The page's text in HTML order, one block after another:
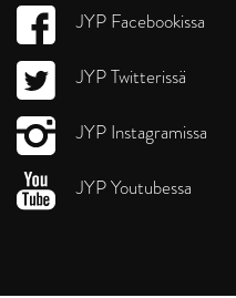
JYP Facebookissa
JYP Twitterissä
JYP Instagramissa
JYP Youtubessa